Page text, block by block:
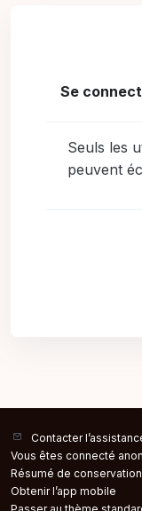
Se
Seuls les
peuvent
Contacter
Vous êtes connecté
Résumé de
Obtenir l’app mobile